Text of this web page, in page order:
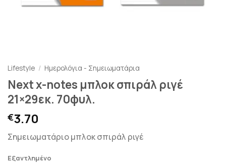
Lifestyle / Ημερολόγια - Σημειωματάρια
Next x-notes μπλοκ σπιράλ ριγέ
21×29εκ. 70φυλ.
€3.70
Σημειωματάριο μπλοκ σπιράλ ριγέ
Εξαντλημένο